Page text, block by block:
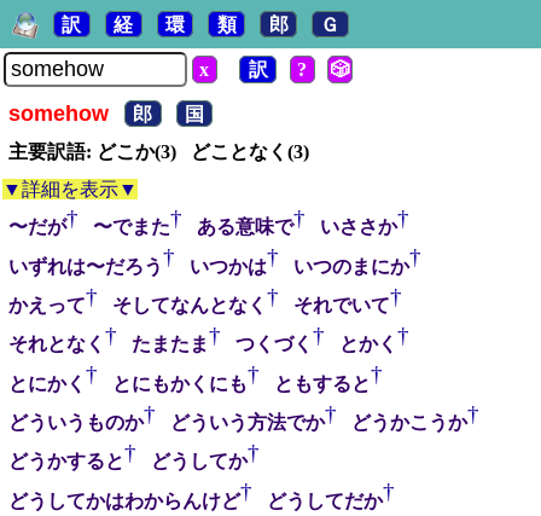
訳 経 環 類 郎 Ｇ
x 訳 ? 🎲
somehow 郎
国
主要訳語: どこか(3) どことなく(3)
▼詳細を表示▼
〜だが† 〜でまた† ある意味で† いささか†
いずれは〜だろう† いつかは† いつのまにか†
かえって† そしてなんとなく † それでいて†
それとなく † たまたま† つくづく † とかく †
とにかく † とにもかくにも† ともすると†
どういうものか† どういう方法でか† どうかこうか†
どうかすると† どうしてか†
どうしてかはわからんけど† どうしてだか†